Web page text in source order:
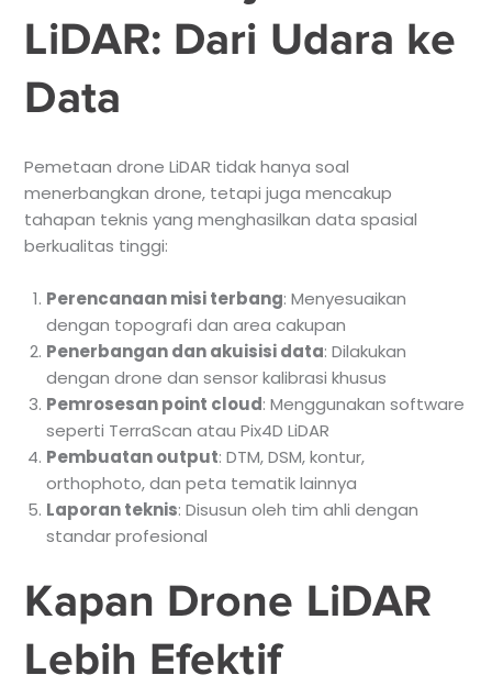
LiDAR: Dari Udara ke
Data
Pemetaan drone LiDAR tidak hanya soal
menerbangkan drone, tetapi juga mencakup
tahapan teknis yang menghasilkan data spasial
berkualitas tinggi:
Perencanaan misi terbang: Menyesuaikan
dengan topografi dan area cakupan
Penerbangan dan akuisisi data: Dilakukan
dengan drone dan sensor kalibrasi khusus
Pemrosesan point cloud: Menggunakan software
seperti TerraScan atau Pix4D LiDAR
Pembuatan output: DTM, DSM, kontur,
orthophoto, dan peta tematik lainnya
Laporan teknis: Disusun oleh tim ahli dengan
standar profesional
Kapan Drone LiDAR
Lebih Efektif